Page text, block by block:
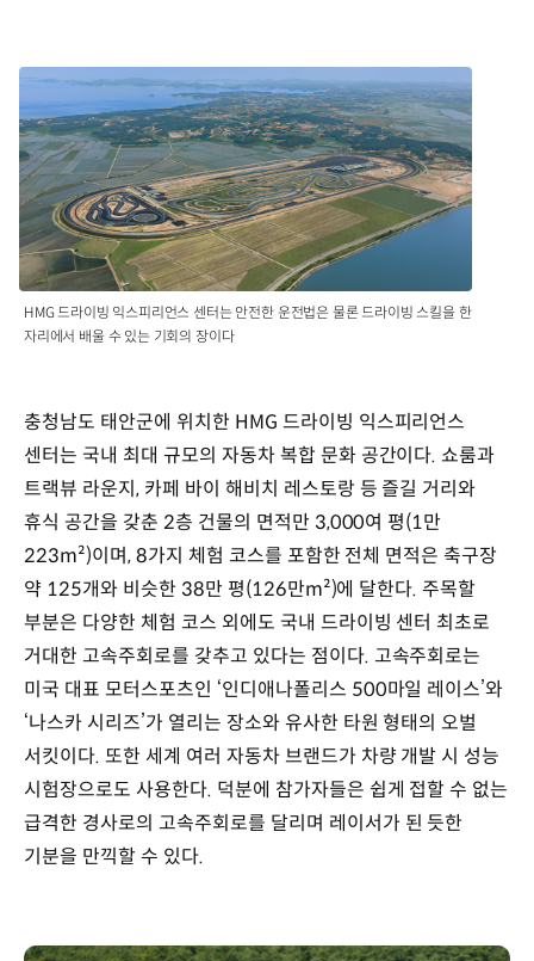
HMG 드라이빙 익스피리언스 센터는 안전한 운전법은 물론 드라이빙 스킬을 한
자리에서 배울 수 있는 기회의 장이다
충청남도 태안군에 위치한 HMG 드라이빙 익스피리언스
센터는 국내 최대 규모의 자동차 복합 문화 공간이다. 쇼룸과
트랙뷰 라운지, 카페 바이 해비치 레스토랑 등 즐길 거리와
휴식 공간을 갖춘 2층 건물의 면적만 3,000여 평(1만
223m²)이며, 8가지 체험 코스를 포함한 전체 면적은 축구장
약 125개와 비슷한 38만 평(126만m²)에 달한다. 주목할
부분은 다양한 체험 코스 외에도 국내 드라이빙 센터 최초로
거대한 고속주회로를 갖추고 있다는 점이다. 고속주회로는
미국 대표 모터스포츠인 ‘인디애나폴리스 500마일 레이스’와
‘나스카 시리즈’가 열리는 장소와 유사한 타원 형태의 오벌
서킷이다. 또한 세계 여러 자동차 브랜드가 차량 개발 시 성능
시험장으로도 사용한다. 덕분에 참가자들은 쉽게 접할 수 없는
급격한 경사로의 고속주회로를 달리며 레이서가 된 듯한
기분을 만끽할 수 있다.